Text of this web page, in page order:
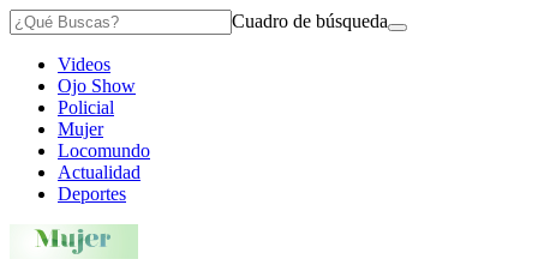
Cuadro de búsqueda
Videos
Ojo Show
Policial
Mujer
Locomundo
Actualidad
Deportes